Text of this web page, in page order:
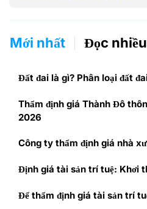
Mới nhất Đọc nhiều
Đất đai là gì? Phân loại đất
Thẩm định giá Thành Đô
2026
Công ty thẩm định giá nhà
Định giá tài sản trí tuệ: Khơi
Để thẩm định giá tài sản trí